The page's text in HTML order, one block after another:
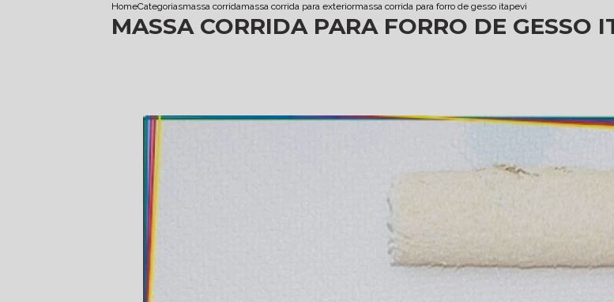
HomeCategoriasmassa corridamassa corrida para exteriormassa corrida para forro de gesso itapevi
MASSA CORRIDA PARA FORRO DE GESSO